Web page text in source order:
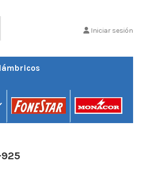
Iniciar sesión